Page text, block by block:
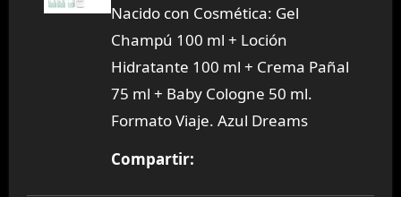
Nacido con Cosmética: Gel
Champú 100 ml + Loción
Hidratante 100 ml + Crema Pañal
75 ml + Baby Cologne 50 ml.
Formato Viaje. Azul Dreams
Compartir: